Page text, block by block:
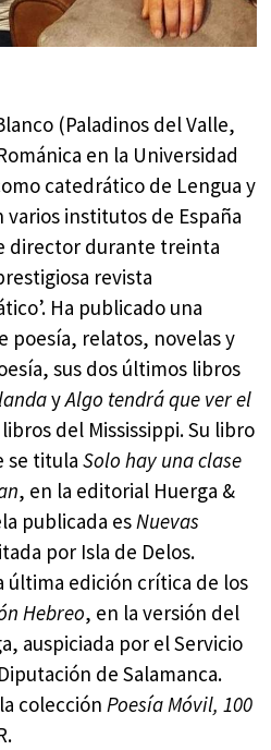
(Paladinos del Valle,
en la Universidad
catedrático de Lengua y
institutos de España
director durante treinta
revista
Ha publicado una
poesía, relatos, novelas y
sus dos últimos libros
yAlgo tendrá que ver el
del Mississippi. Su libro
se titulaSolo hay una clase
, en la editorial Huerga &
publicada es Nuevas
por Isla de Delos.
última edición crítica de los
Hebreo, en la versión del
auspiciada por el Servicio
de Salamanca.
colección Poesía Móvil, 100